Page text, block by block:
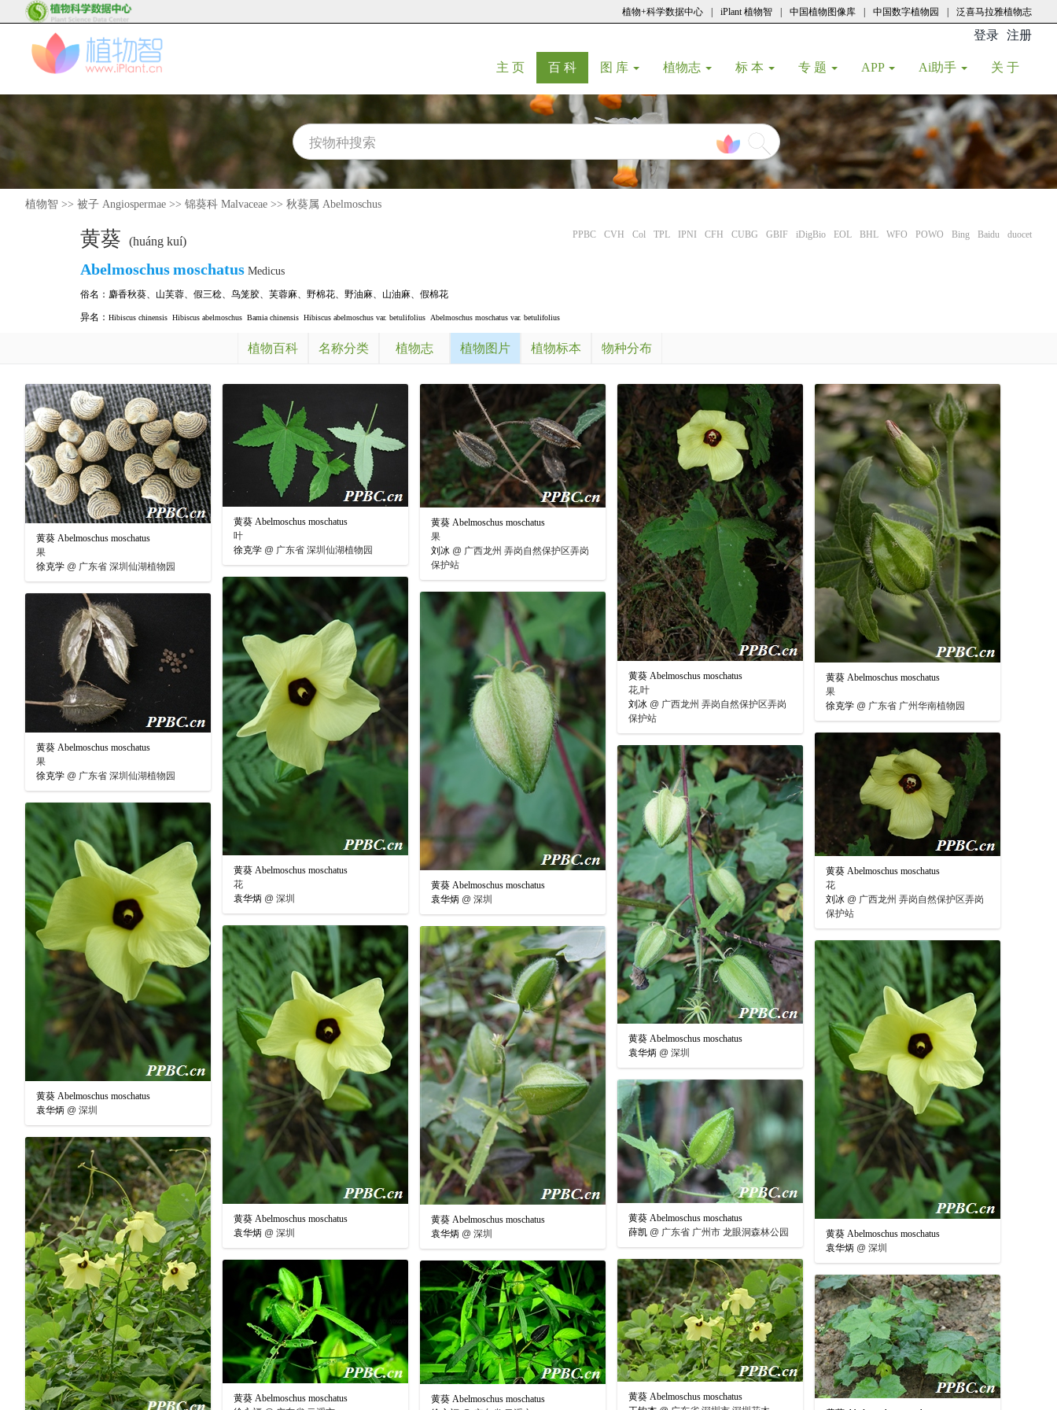
植物+科学数据中心 iPlant 植物智 中国植物图像库 中国数字植物园 泛喜马拉雅植物志
登录 注册
主 页(current)
百 科(current)
图 库 植物志 标 本 专 题 APP Ai助手 关 于
植物智 >> 被子 Angiospermae >> 锦葵科 Malvaceae >> 秋葵属 Abelmoschus
黄葵 (huáng kuí) PPBC CVH Col TPL IPNI CFH CUBG GBIF iDigBio EOL BHL WFO POWO Bing Baidu duocet
Abelmoschusmoschatus Medicus
俗名： 麝香秋葵、 山芙蓉、 假三稔、 鸟笼胶、 芙蓉麻、 野棉花、 野油麻、 山油麻、 假棉花
异名： Hibiscus chinensis Hibiscus abelmoschus Bamia chinensis Hibiscus abelmoschus var. betulifolius Abelmoschus moschatus var. betulifolius
植物百科 名称分类 植物志 植物图片 植物标本 物种分布
黄葵 Abelmoschus moschatus
果
徐克学 @ 广东省 深圳仙湖植物园
黄葵 Abelmoschus moschatus
叶
徐克学 @ 广东省 深圳仙湖植物园
黄葵 Abelmoschus moschatus
果
刘冰 @ 广西龙州 弄岗自然保护区弄岗
保护站
黄葵 Abelmoschus moschatus
花,叶
刘冰 @ 广西龙州 弄岗自然保护区弄岗
保护站
黄葵 Abelmoschus moschatus
果
徐克学 @ 广东省 广州华南植物园
黄葵 Abelmoschus moschatus
花
袁华炳 @ 深圳
黄葵 Abelmoschus moschatus
袁华炳 @ 深圳
黄葵 Abelmoschus moschatus
果
徐克学 @ 广东省 深圳仙湖植物园
黄葵 Abelmoschus moschatus
花
刘冰 @ 广西龙州 弄岗自然保护区弄岗
保护站
黄葵 Abelmoschus moschatus
袁华炳 @ 深圳
黄葵 Abelmoschus moschatus
袁华炳 @ 深圳
黄葵 Abelmoschus moschatus
袁华炳 @ 深圳
黄葵 Abelmoschus moschatus
袁华炳 @ 深圳
黄葵 Abelmoschus moschatus
袁华炳 @ 深圳
黄葵 Abelmoschus moschatus
薛凯 @ 广东省 广州市 龙眼洞森林公园
黄葵 Abelmoschus moschatus
黄葵 Abelmoschus moschatus
黄葵 Abelmoschus moschatus